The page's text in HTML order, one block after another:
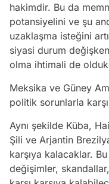
hakimdir. Bu da
potansiyelini ve şu
uzaklaşma isteğini
siyasi durum
olma ihtimali de
Meksika ve Güney
politik sorunlarla
Aynı şekilde Küba,
Şili ve Arjantin
karşıya kalacaklar.
değişimler,